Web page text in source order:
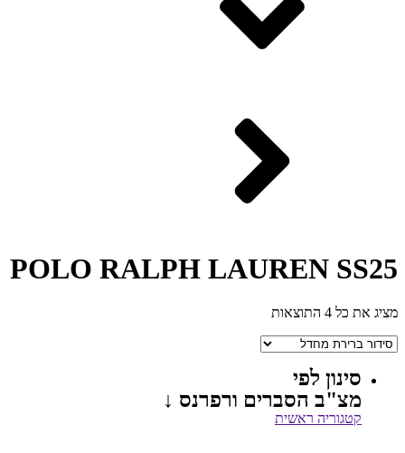
POLO RALPH LAUREN SS25
מציג את כל 4 התוצאות
סינון לפי
מצ"ב הסברים ורפרנס ↓
קטגוריה ראשית